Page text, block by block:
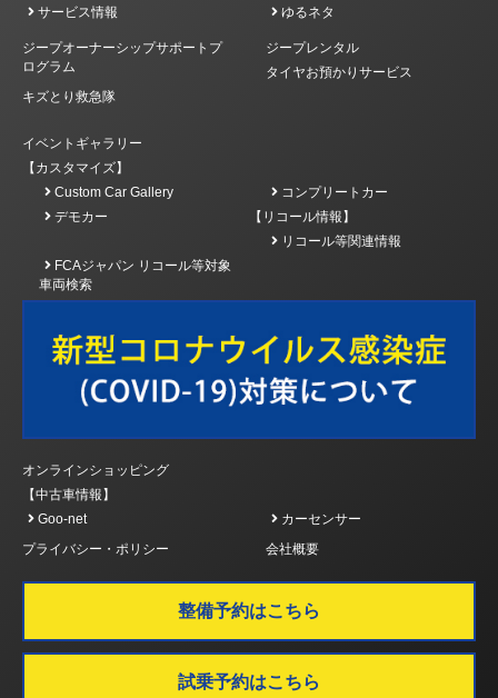
サービス情報
ゆるネタ
ジープオーナーシップサポートプ
ログラム
ジープレンタル
タイヤお預かりサービス
キズとり救急隊
イベントギャラリー
【カスタマイズ】
Custom Car Gallery
コンプリートカー
デモカー
【リコール情報】
リコール等関連情報
FCAジャパン リコール等対象
車両検索
オンラインショッピング
【中古車情報】
Goo-net
カーセンサー
プライバシー・ポリシー
会社概要
整備予約はこちら
試乗予約はこちら